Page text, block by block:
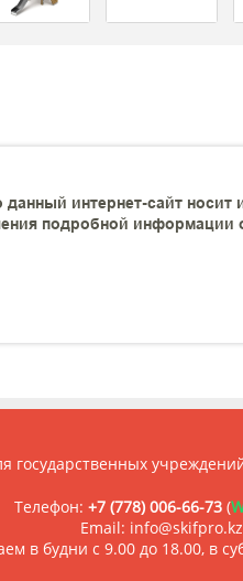
интернет-сайт
подробной
государственных
Телефон: +7 (778) 006-66-73(
Email: info@skifpro.kz
в будни с 9.00 до 18.00, в